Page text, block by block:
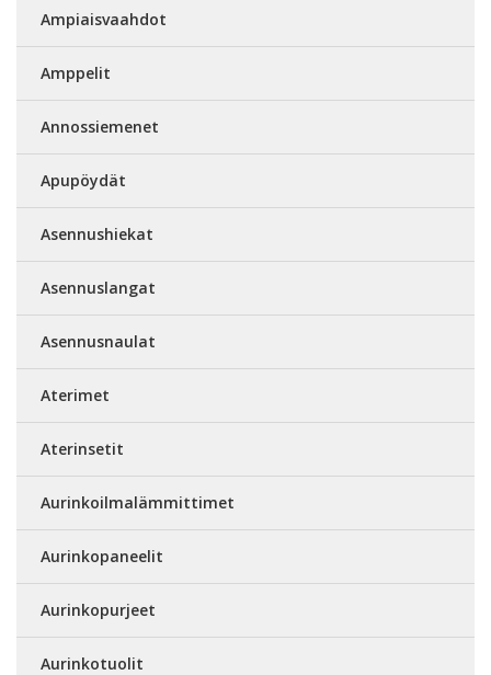
Ampiaisvaahdot
Amppelit
Annossiemenet
Apupöydät
Asennushiekat
Asennuslangat
Asennusnaulat
Aterimet
Aterinsetit
Aurinkoilmalämmittimet
Aurinkopaneelit
Aurinkopurjeet
Aurinkotuolit